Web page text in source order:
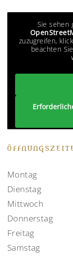
Sie sehen
zuzugreifen,
beachten
Montag
Dienstag
Mittwoch
Donnerstag
Freitag
Samstag